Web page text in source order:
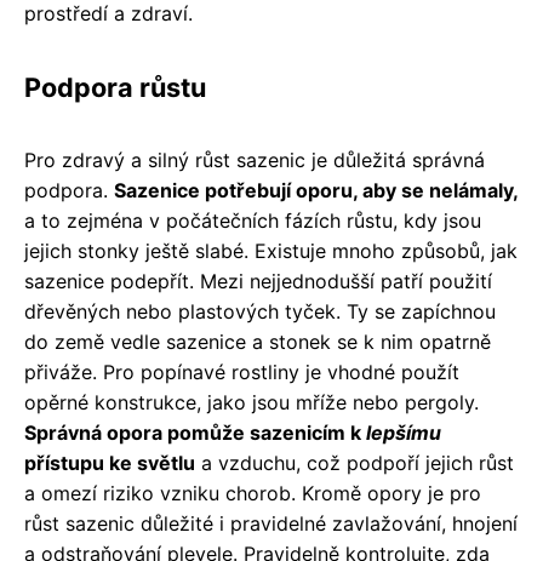
prostředí a zdraví.
Podpora růstu
Pro zdravý a silný růst sazenic je důležitá správná
podpora. Sazenice potřebují oporu, aby se nelámaly,
a to zejména v počátečních fázích růstu, kdy jsou
jejich stonky ještě slabé. Existuje mnoho způsobů, jak
sazenice podepřít. Mezi nejjednodušší patří použití
dřevěných nebo plastových tyček. Ty se zapíchnou
do země vedle sazenice a stonek se k nim opatrně
přiváže. Pro popínavé rostliny je vhodné použít
opěrné konstrukce, jako jsou mříže nebo pergoly.
Správná opora pomůže sazenicím k lepšímu
přístupu ke světlu a vzduchu, což podpoří jejich růst
a omezí riziko vzniku chorob. Kromě opory je pro
růst sazenic důležité i pravidelné zavlažování, hnojení
a odstraňování plevele. Pravidelně kontrolujte, zda